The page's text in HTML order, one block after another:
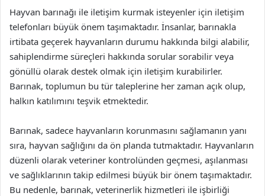
Hayvan barınağı ile iletişim kurmak isteyenler için iletişim
telefonları büyük önem taşımaktadır. İnsanlar, barınakla
irtibata geçerek hayvanların durumu hakkında bilgi alabilir,
sahiplendirme süreçleri hakkında sorular sorabilir veya
gönüllü olarak destek olmak için iletişim kurabilirler.
Barınak, toplumun bu tür taleplerine her zaman açık olup,
halkın katılımını teşvik etmektedir.
Barınak, sadece hayvanların korunmasını sağlamanın yanı
sıra, hayvan sağlığını da ön planda tutmaktadır. Hayvanların
düzenli olarak veteriner kontrolünden geçmesi, aşılanması
ve sağlıklarının takip edilmesi büyük bir önem taşımaktadır.
Bu nedenle, barınak, veterinerlik hizmetleri ile işbirliği